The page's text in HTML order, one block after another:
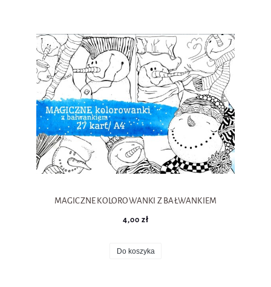
MAGICZNE KOLOROWANKI Z BAŁWANKIEM
4,00 zł
Do koszyka